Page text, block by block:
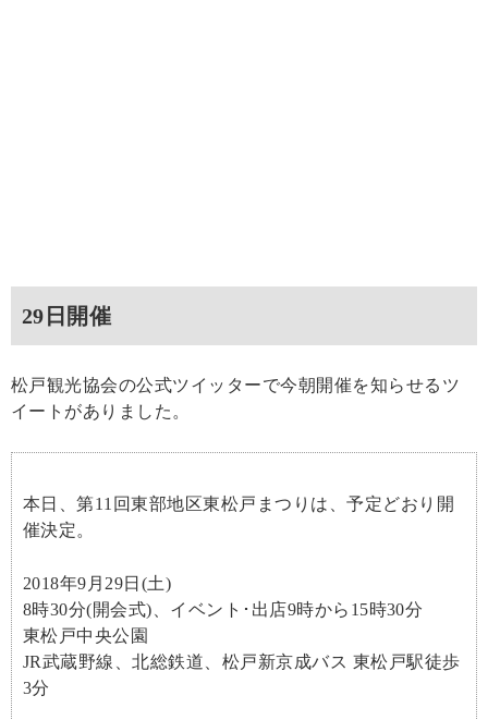
29日開催
松戸観光協会の公式ツイッターで今朝開催を知らせるツ
イートがありました。
本日、第11回東部地区東松戸まつりは、予定どおり開
催決定。
2018年9月29日(土)
8時30分(開会式)、イベント･出店9時から15時30分
東松戸中央公園
JR武蔵野線、北総鉄道、松戸新京成バス 東松戸駅徒歩
3分